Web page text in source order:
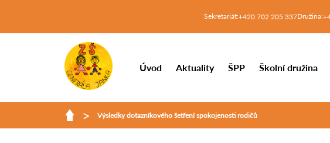
Sekretariát:+420 702 205 337Družina:
Úvod Aktuality ŠPP Školní družina
> Výsledky dotazníkového šetření spokojenosti rodičů